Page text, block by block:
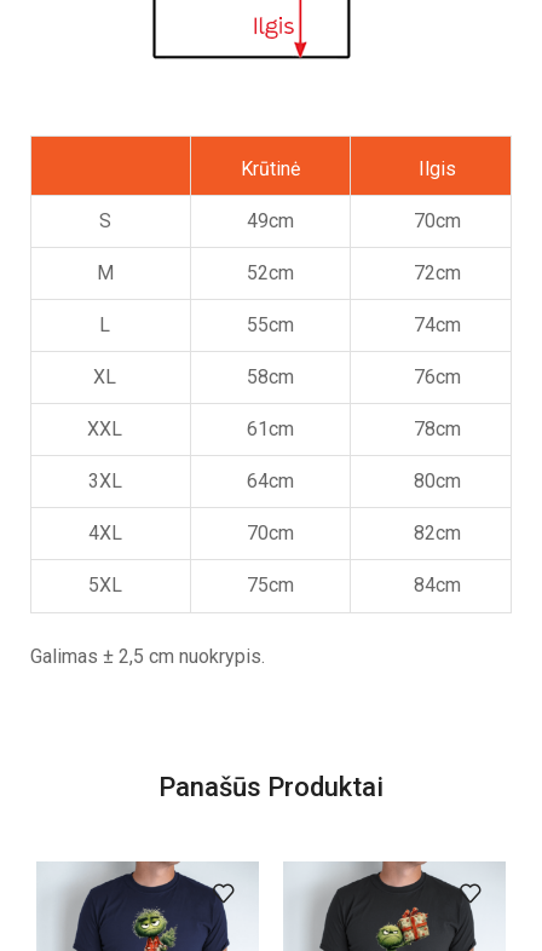
Krūtinė Ilgis
S 49cm 70cm
M 52cm 72cm
L 55cm 74cm
XL 58cm 76cm
XXL 61cm 78cm
3XL 64cm 80cm
4XL 70cm 82cm
5XL 75cm 84cm
Galimas ± 2,5 cm nuokrypis.
Panašūs Produktai